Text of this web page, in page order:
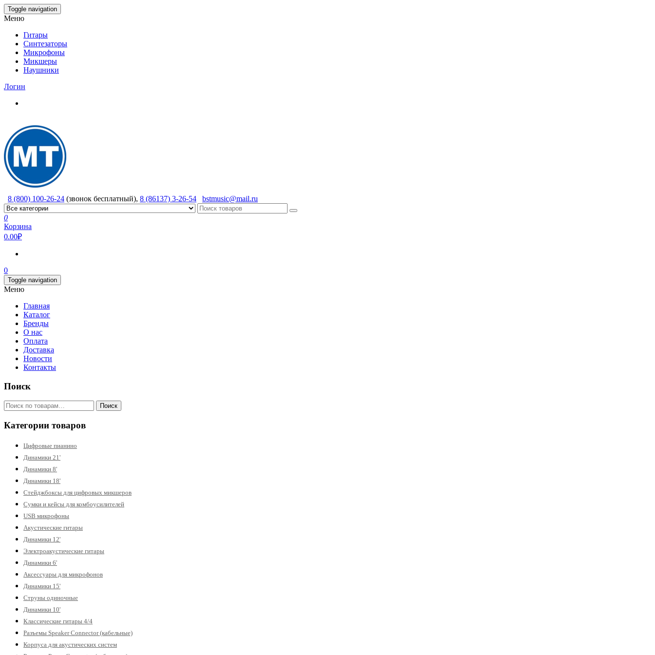
Skip
to
content
Toggle navigation
Меню
Гитары
Синтезаторы
Микрофоны
Микшеры
Наушники
Логин
8 (800) 100-26-24 (звонок бесплатный), 8 (86137) 3-26-54 bstmusic@mail.ru
0
Корзина
0.00₽
0
Toggle navigation
Меню
Главная
Каталог
Бренды
О нас
Оплата
Доставка
Новости
Контакты
Поиск
Искать: Поиск
Категории товаров
Цифровые пианино
Динамики 21'
Динамики 8'
Динамики 18'
Стейджбоксы для цифровых микшеров
Сумки и кейсы для комбоусилителей
USB микрофоны
Акустические гитары
Динамики 12'
Электроакустические гитары
Динамики 6'
Аксессуары для микрофонов
Динамики 15'
Струны одиночные
Динамики 10'
Классические гитары 4/4
Разъемы Speaker Connector (кабельные)
Корпуса для акустических систем